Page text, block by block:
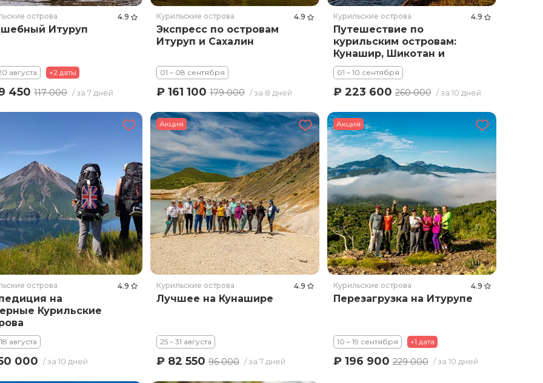
острова 4.9
Итуруп
августа +2 даты
450 117 000 / за 7 дней
Курильские острова 4.9
Экспресс по островам
Итуруп и Сахалин
01 – 08 сентября
₽ 161 100179 000 / за 8 дней
Курильские острова 4.9
Путешествие по
курильским островам:
Кунашир, Шикотан и
Хабомаи
01 – 10 сентября
₽ 223 600260 000 / за 10 дней
острова 4.9
на
Курильские
августа
000 / за 10 дней
Акция
Курильские острова 4.9
Лучшее на Кунашире
25 – 31 августа
₽ 82 55096 000 / за 7 дней
Акция
Курильские острова 4.9
Перезагрузка на Итурупе
10 – 19 сентября +1 дата
₽ 196 900229 000 / за 10 дней